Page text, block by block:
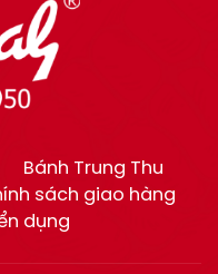
Bánh Trung Thu
sách giao hàng
dụng